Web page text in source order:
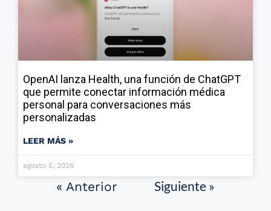
OpenAI lanza Health, una función de ChatGPT
que permite conectar información médica
personal para conversaciones más
personalizadas
LEER MÁS »
agosto 5, 2026
« Anterior Siguiente »